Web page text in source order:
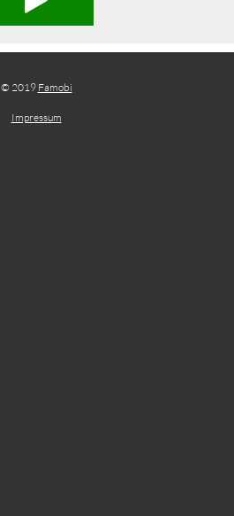
© 2019 Famobi
Impressum